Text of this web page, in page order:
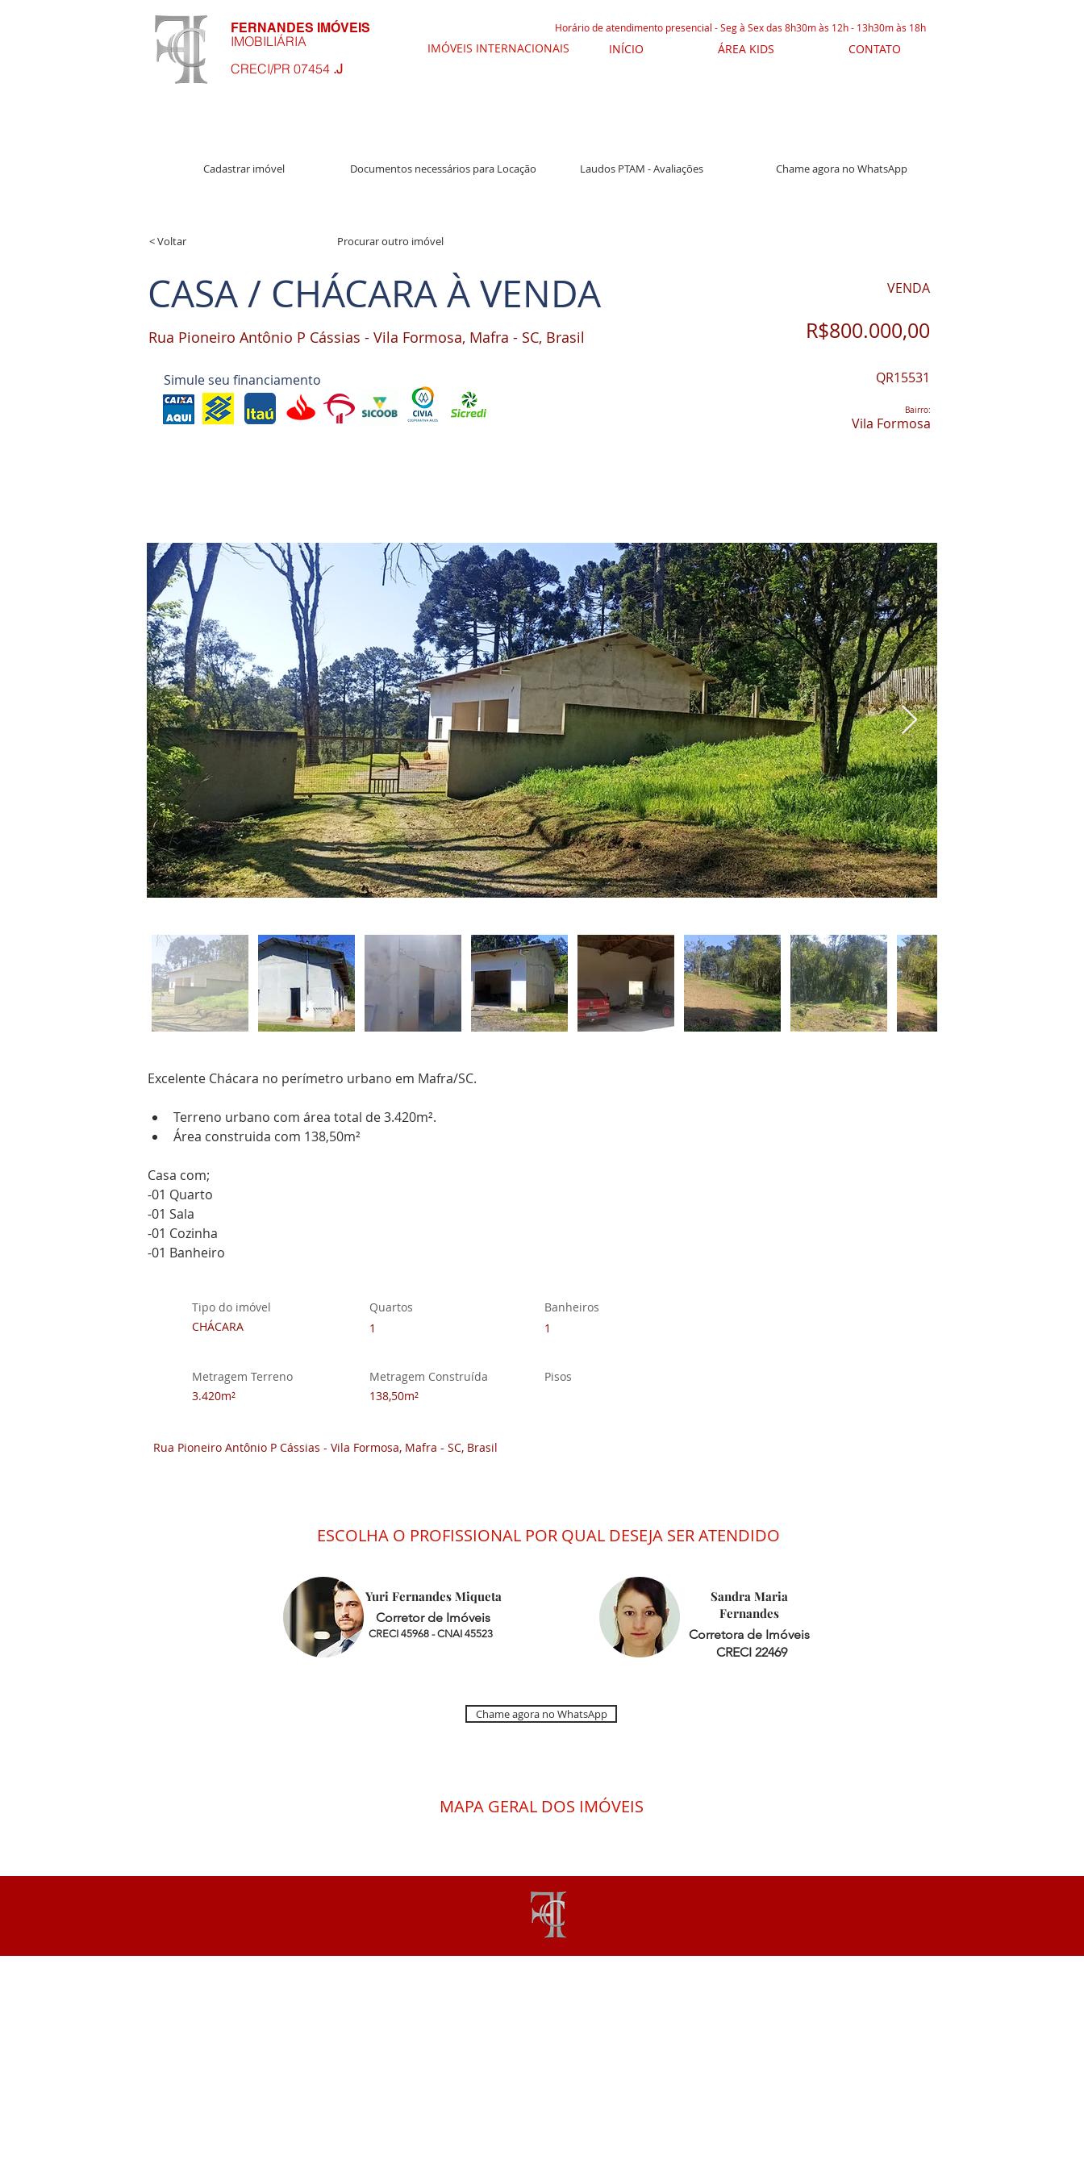
FERNANDES IMÓVEIS
IMOBILIÁRIA
CRECI/PR 07454 .J
Horário de atendimento presencial - Seg à Sex das 8h30m às 12h - 13h30m às 18h
IMÓVEIS INTERNACIONAIS INÍCIO ÁREA KIDS CONTATO
Cadastrar imóvel Documentos necessários para Locação Laudos PTAM - Avaliações Chame agora no WhatsApp
< Voltar Procurar outro imóvel
CASA / CHÁCARA À VENDA
Rua Pioneiro Antônio P Cássias - Vila Formosa, Mafra - SC, Brasil
Simule seu financiamento
VENDA
R$800.000,00
QR15531
Vila Formosa
Bairro:
Excelente Chácara no perímetro urbano em Mafra/SC.
Terreno urbano com área total de 3.420m².
Área construida com 138,50m²
Casa com;
-01 Quarto
-01 Sala
-01 Cozinha
-01 Banheiro
Tipo do imóvel
CHÁCARA
Quartos
1
Banheiros
1
Metragem Terreno
3.420m²
Metragem Construída
138,50m²
Pisos
Rua Pioneiro Antônio P Cássias - Vila Formosa, Mafra - SC, Brasil
ESCOLHA O PROFISSIONAL POR QUAL DESEJA SER ATENDIDO
Yuri Fernandes Miqueta
Corretor de Imóveis
CRECI 45968 - CNAI 45523
Sandra Maria
Fernandes
Corretora de Imóveis
CRECI 22469
Chame agora no WhatsApp
MAPA GERAL DOS IMÓVEIS